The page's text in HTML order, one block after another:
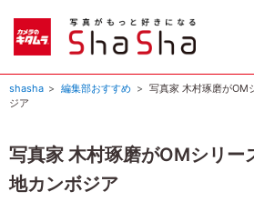
shasha 編集部おすすめ
写真家 木村琢磨がOM
ジア
写真家 木村琢磨がOMシリー
地カンボジア